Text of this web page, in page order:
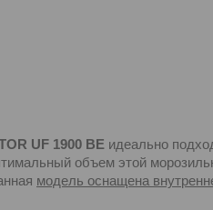
UF 1900 BE идеально
объем этой
модель оснащена